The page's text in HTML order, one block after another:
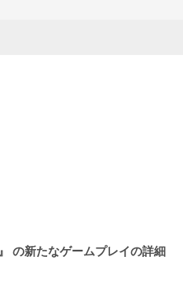
の新たなゲームプレイの詳細